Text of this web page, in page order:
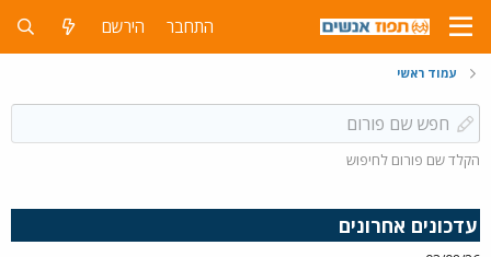
התחבר הירשם
עמוד ראשי
הקלד שם פורום לחיפוש
עדכונים אחרונים